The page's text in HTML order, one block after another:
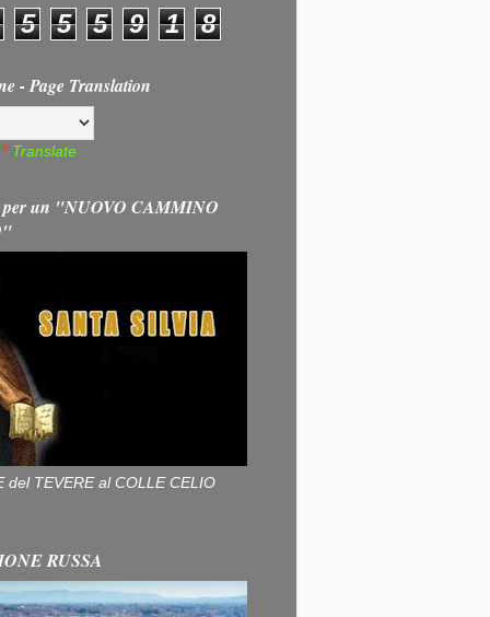
5 5 5 9 1 8
- Page Translation
Translate
per un "NUOVO CAMMINO
del TEVERE al COLLE CELIO
RUSSA